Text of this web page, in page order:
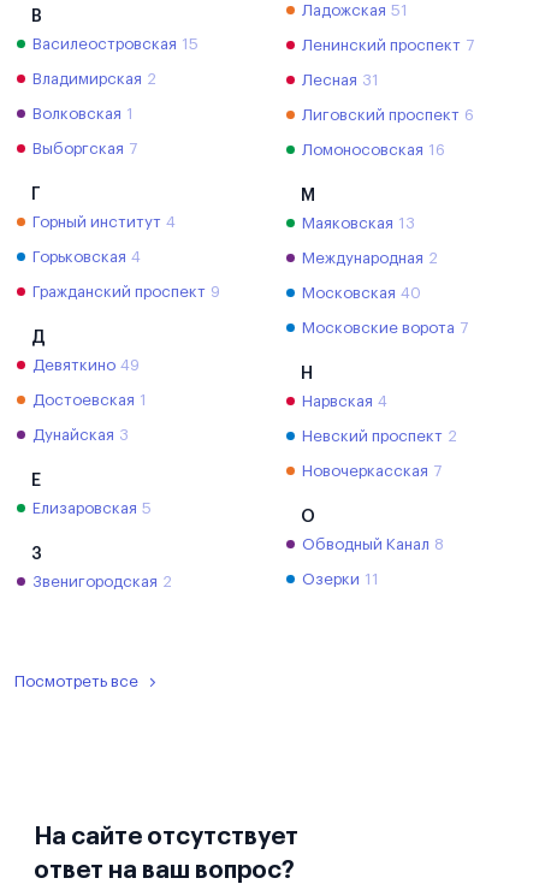
В
Василеостровская 15
Владимирская 2
Волковская 1
Выборгская 7
Г
Горный институт 4
Горьковская 4
Гражданский проспект 9
Д
Девяткино 49
Достоевская 1
Дунайская 3
Е
Елизаровская 5
З
Звенигородская 2
Ладожская 51
Ленинский проспект 7
Лесная 31
Лиговский проспект 6
Ломоносовская 16
М
Маяковская 13
Международная 2
Московская 40
Московские ворота 7
Н
Нарвская 4
Невский проспект 2
Новочеркасская 7
О
Обводный Канал 8
Озерки 11
Посмотреть все
На сайте отсутствует
ответ на ваш вопрос?